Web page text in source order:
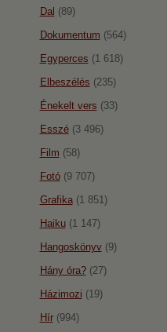
Dal (89)
Dokumentum (564)
Egyperces (1 618)
Elbeszélés (235)
Énekelt vers (33)
Esszé(3 496)
Film (58)
Fotó(9 707)
Grafika(1 851)
Haiku(1 147)
Hangoskönyv(9)
Hány óra?(27)
Házimozi (19)
Hír(994)